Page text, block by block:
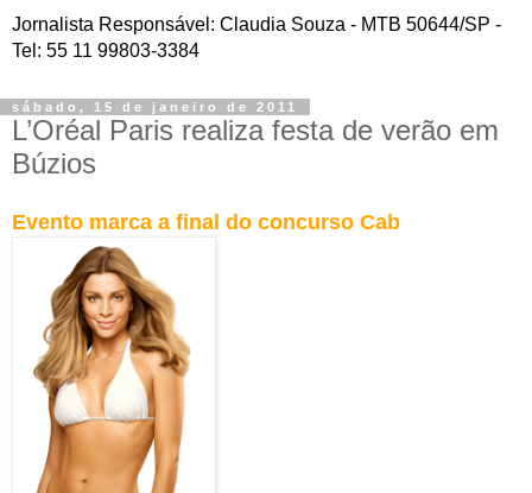
Jornalista Responsável: Claudia Souza - MTB 50644/SP -
Tel: 55 11 99803-3384
sábado, 15 de janeiro de 2011
L’Oréal Paris realiza festa de verão em
Búzios
Evento marca a final do concurso Cab